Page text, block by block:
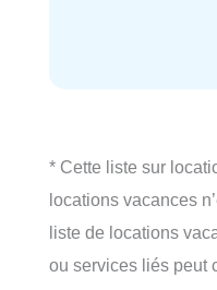
* Cette liste sur
locations vacances
liste de locations
ou services liés peut